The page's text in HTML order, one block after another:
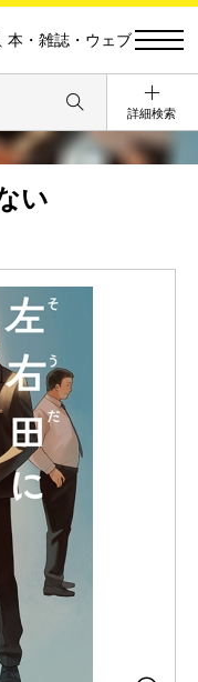
本・雑誌・ウェブ
詳細検索
い